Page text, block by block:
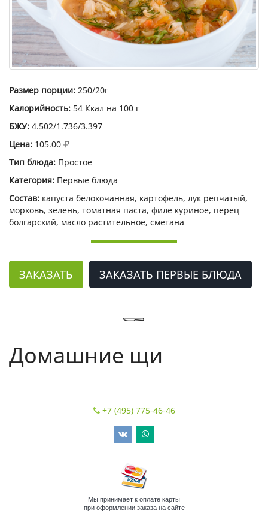
Размер порции: 250/20г
Калорийность: 54 Ккал на 100 г
БЖУ: 4.502/1.736/3.397
Цена: 105.00
Тип блюда: Простое
Категория: Первые блюда
Состав: капуста белокочанная, картофель, лук репчатый,
морковь, зелень, томатная паста, филе куриное, перец
болгарский, масло растительное, сметана
ЗАКАЗАТЬ ЗАКАЗАТЬ ПЕРВЫЕ БЛЮДА
Домашние щи
+7 (495) 775-46-46
Мы принимает к оплате карты
при оформлении заказа на сайте